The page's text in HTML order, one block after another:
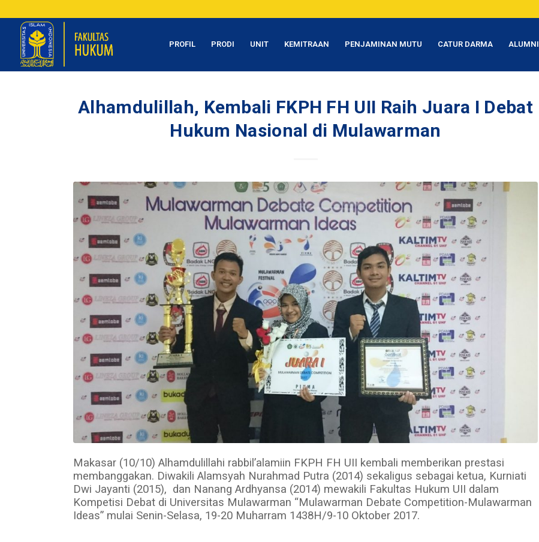
PROFIL PRODI UNIT KEMITRAAN PENJAMINAN MUTU CATUR DARMA ALUMNI
Alhamdulillah, Kembali FKPH FH UII Raih Juara I Debat
Hukum Nasional di Mulawarman
Makasar (10/10) Alhamdulillahi rabbil’alamiin FKPH FH UII kembali memberikan prestasi
membanggakan. Diwakili Alamsyah Nurahmad Putra (2014) sekaligus sebagai ketua, Kurniati
Dwi Jayanti (2015), dan Nanang Ardhyansa (2014) mewakili Fakultas Hukum UII dalam
Kompetisi Debat di Universitas Mulawarman “Mulawarman Debate Competition-Mulawarman
Ideas” mulai Senin-Selasa, 19-20 Muharram 1438H/9-10 Oktober 2017.